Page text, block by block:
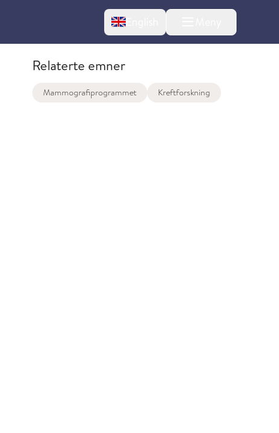
English
Relaterte emner
Mammografiprogrammet Kreftforskning